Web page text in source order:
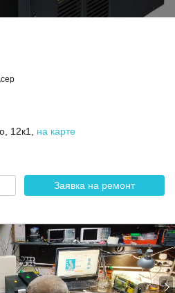
12к1 на карте
Заявка на ремонт